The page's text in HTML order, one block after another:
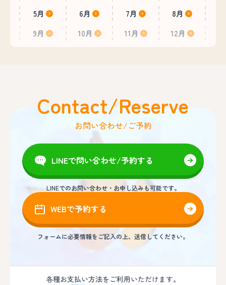
5月
6月 7月
8月
9月
10月 11月 12月
Contact/Reserve
お問い合わせ/ご予約
LINEで問い合わせ/予約する
LINEでのお問い合わせ・お申し込みも可能です。
WEBで予約する
フォームに必要情報をご記入の上、送信してください。
各種お支払い方法をご利用いただけます。